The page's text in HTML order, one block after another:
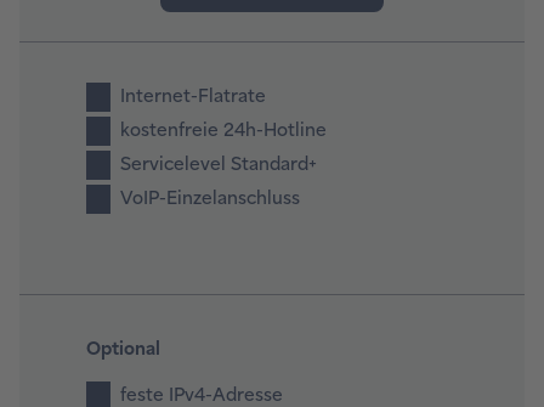
Internet-Flatrate
kostenfreie 24h-Hotline
Servicelevel Standard+
VoIP-Einzelanschluss
Optional
feste IPv4-Adresse